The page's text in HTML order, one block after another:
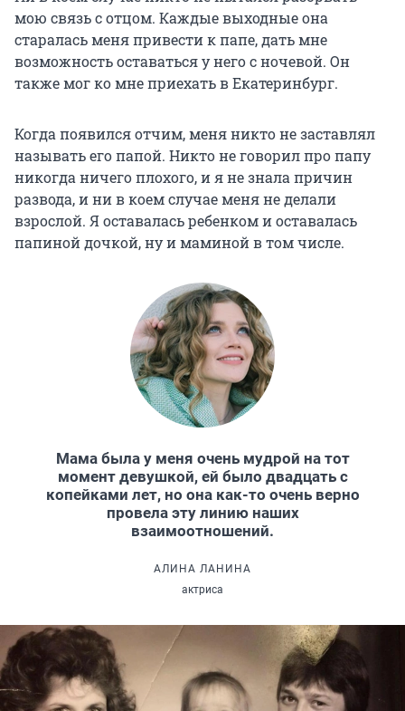
мою связь с отцом. Каждые выходные она
старалась меня привести к папе, дать мне
возможность оставаться у него с ночевой. Он
также мог ко мне приехать в Екатеринбург.
Когда появился отчим, меня никто не заставлял
называть его папой. Никто не говорил про папу
никогда ничего плохого, и я не знала причин
развода, и ни в коем случае меня не делали
взрослой. Я оставалась ребенком и оставалась
папиной дочкой, ну и маминой в том числе.
Мама была у меня очень мудрой на тот
момент девушкой, ей было двадцать с
копейками лет, но она как-то очень верно
провела эту линию наших
взаимоотношений.
АЛИНА ЛАНИНА
актриса